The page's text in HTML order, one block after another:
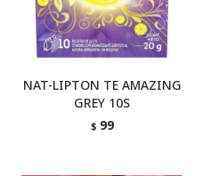
NAT-LIPTON TE AMAZING
GREY 10S
$ 99